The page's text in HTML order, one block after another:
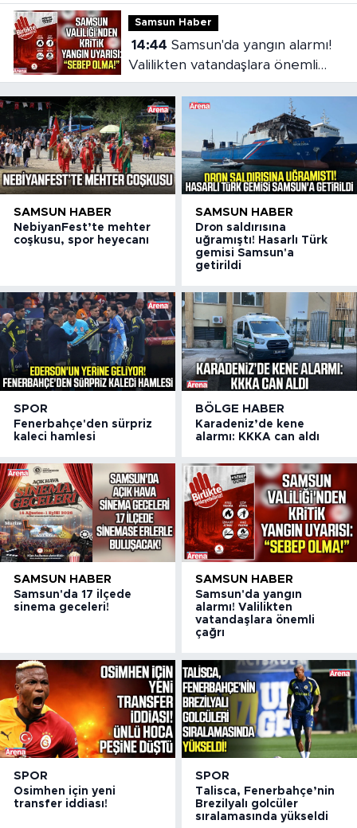
Samsun Haber
14:44
Valilikten vatandaşlara önemli
çağrı
SAMSUN HABER
NebiyanFest’te mehter
coşkusu, spor heyecanı
SAMSUN HABER
Dron saldırısına
uğramıştı! Hasarlı Türk
gemisi Samsun'a
getirildi
SPOR
Fenerbahçe'den sürpriz
kaleci hamlesi
BÖLGE HABER
Karadeniz’de kene
alarmı: KKKA can aldı
SAMSUN HABER
Samsun'da 17 ilçede
sinema geceleri!
SAMSUN HABER
Samsun'da yangın
alarmı! Valilikten
vatandaşlara önemli
çağrı
SPOR
Osimhen için yeni
transfer iddiası!
SPOR
Talisca, Fenerbahçe’nin
Brezilyalı golcüler
sıralamasında yükseldi